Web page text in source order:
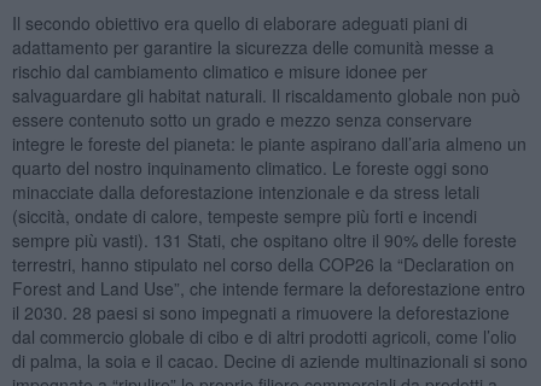
Il secondo obiettivo era quello di elaborare adeguati piani di
adattamento per garantire la sicurezza delle comunità messe a
rischio dal cambiamento climatico e misure idonee per
salvaguardare gli habitat naturali. Il riscaldamento globale non può
essere contenuto sotto un grado e mezzo senza conservare
integre le foreste del pianeta: le piante aspirano dall’aria almeno un
quarto del nostro inquinamento climatico. Le foreste oggi sono
minacciate dalla deforestazione intenzionale e da stress letali
(siccità, ondate di calore, tempeste sempre più forti e incendi
sempre più vasti). 131 Stati, che ospitano oltre il 90% delle foreste
terrestri, hanno stipulato nel corso della COP26 la “Declaration on
Forest and Land Use”, che intende fermare la deforestazione entro
il 2030. 28 paesi si sono impegnati a rimuovere la deforestazione
dal commercio globale di cibo e di altri prodotti agricoli, come l’olio
di palma, la soia e il cacao. Decine di aziende multinazionali si sono